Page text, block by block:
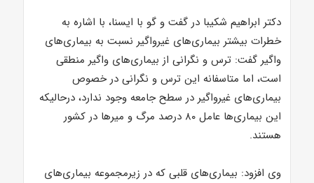
دکتر ابراهیم شکیبا در گفت و گو با ایسنا، با اشاره به
خطرات بیشتر بیماری‌های غیرواگیر نسبت به بیماری‌های
واگیر گفت: ترس و نگرانی از بیماری‌های واگیر منطقی
است، اما متاسفانه این ترس و نگرانی در خصوص
بیماری‌های غیرواگیر در سطح جامعه وجود ندارد، درحالیکه
این بیماری‌ها عامل ۸۰ درصد مرگ و میرها در کشور
هستند.
وی افزود: بیماری‌های قلبی که در زیرمجموعه بیماری‌های